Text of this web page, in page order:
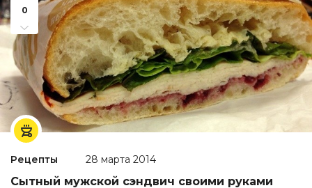
0
Рецепты 28 марта 2014
Сытный мужской сэндвич своими руками